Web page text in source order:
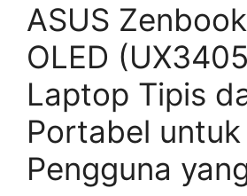
ASUS
OLED
Laptop Tipis
Portabel untuk
Pengguna